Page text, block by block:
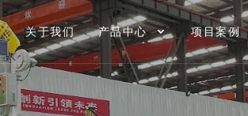
关于我们 产品中心 项目案例